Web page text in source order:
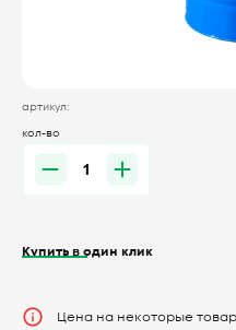
артикул:
кол-во
Купить в один клик
Цена на некоторые